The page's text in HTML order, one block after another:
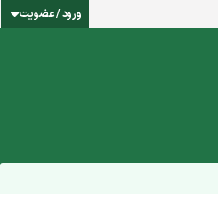
ورود / عضویت